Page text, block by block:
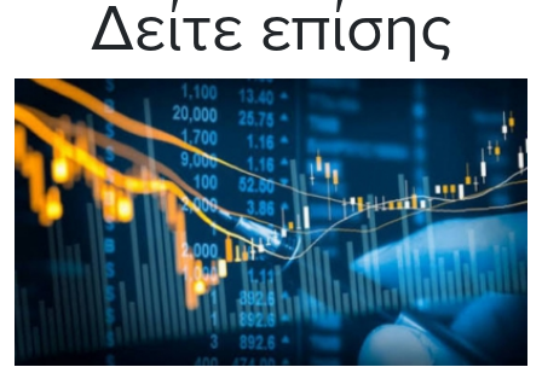
Δείτε επίσης